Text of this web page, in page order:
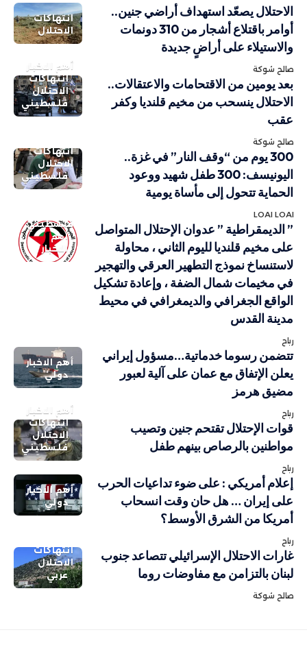
انتهاكات
الاحتلال
الاحتلال يصعّد استهداف أراضي جنين..
أوامر باقتلاع أشجار من 310 دونمات
والاستيلاء على أراضٍ جديدة
صالح شوكة
أهم الاخبار
انتهاكات
الاحتلال
فلسطيني
بعد يومين من الاقتحامات والاعتقالات..
الاحتلال ينسحب من مخيم قلنديا وكفر
عقب
صالح شوكة
انتهاكات
الاحتلال
فلسطيني
300 يوم من “وقف النار” في غزة..
اليونيسف: 300 طفل شهيد ووعود
الحماية تتحول إلى مأساة يومية
LOAI LOAI
فلسطيني
أهم
الاخبار
” الديمقراطية ” عدوان الإحتلال المتواصل
على مخيم قلنديا لليوم الثاني ، محاولة
لاستنساخ نموذج التطهير العرقي والتهجير
في مخيمات شمال الضفة ، وإعادة تشكيل
الواقع الجغرافي والديمغرافي في محيط
مدينة القدس
رباح
أهم الاخبار
دولي
تتضمن رسوما خدماتية…مسؤول إيراني
يعلن الإتفاق مع عمان على آلية لعبور
مضيق هرمز
رباح
أهم الاخبار
انتهاكات
الاحتلال
فلسطيني
قوات الإحتلال تقتحم جنين وتصيب
مواطنين بالرصاص بينهم طفل
رباح
أهم الاخبار
دولي
إعلام أمريكي : على ضوء تداعيات الحرب
على إيران … هل حان وقت انسحاب
أمريكا من الشرق الأوسط؟
رباح
انتهاكات
الاحتلال
عربي
غارات الاحتلال الإسرائيلي تتصاعد جنوب
لبنان بالتزامن مع مفاوضات روما
صالح شوكة